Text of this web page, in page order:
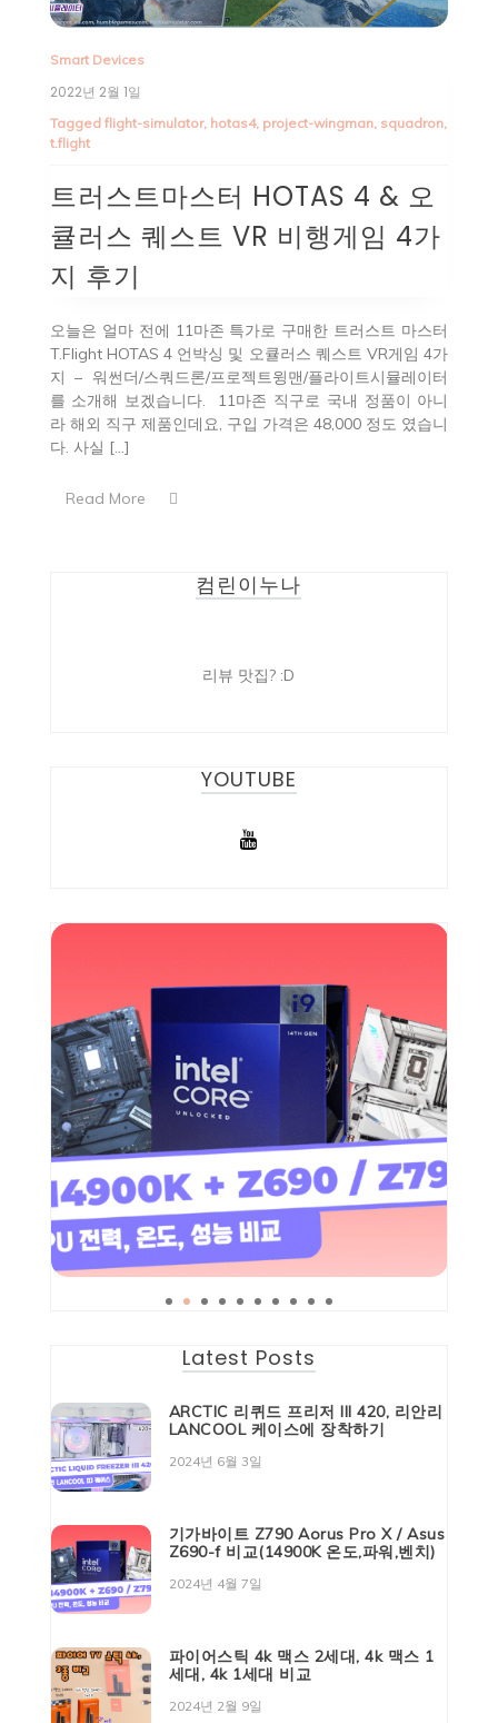
Smart Devices
2022년 2월 1일
Tagged flight-simulator, hotas4, project-wingman, squadron,
t.flight
트러스트마스터 HOTAS 4 & 오
큘러스 퀘스트 VR 비행게임 4가
지 후기
오늘은 얼마 전에 11마존 특가로 구매한 트러스트 마스터
T.Flight HOTAS 4 언박싱 및 오큘러스 퀘스트 VR게임 4가
지 – 워썬더/스쿼드론/프로젝트윙맨/플라이트시뮬레이터
를 소개해 보겠습니다. 11마존 직구로 국내 정품이 아니
라 해외 직구 제품인데요, 구입 가격은 48,000 정도 였습니
다. 사실 […]
Read More
컴린이누나
리뷰 맛집? :D
YOUTUBE
Latest Posts
ARCTIC 리퀴드 프리저 III 420, 리안리
LANCOOL 케이스에 장착하기
2024년 6월 3일
기가바이트 Z790 Aorus Pro X / Asus
Z690-f 비교(14900K 온도,파워,벤치)
2024년 4월 7일
파이어스틱 4k 맥스 2세대, 4k 맥스 1
세대, 4k 1세대 비교
2024년 2월 9일